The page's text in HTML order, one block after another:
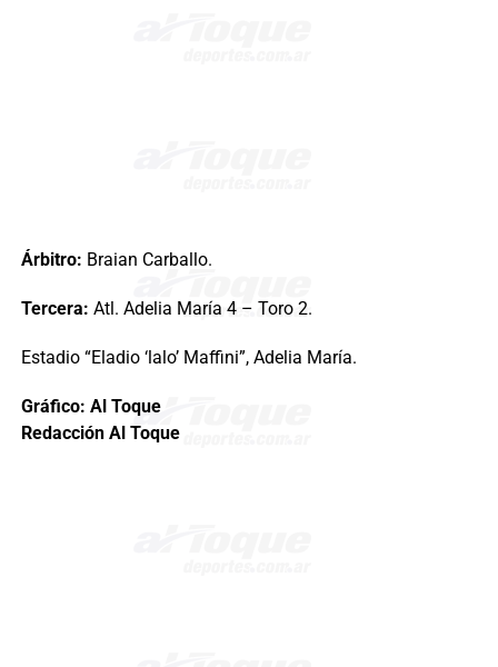
Árbitro: Braian Carballo.
Tercera: Atl. Adelia María 4 – Toro 2.
Estadio “Eladio ‘lalo’ Maffini”, Adelia María.
Gráfico: Al Toque
Redacción Al Toque